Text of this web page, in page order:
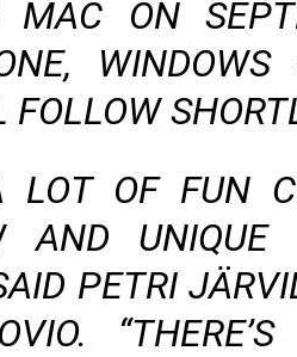
MAC ON
LOT OF FUN
AND UNIQUE
PETRI